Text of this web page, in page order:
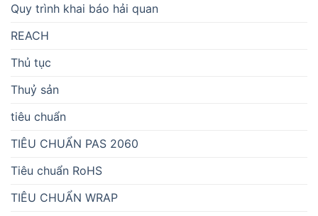
Quy trình khai báo hải quan
REACH
Thủ tục
Thuỷ sản
tiêu chuẩn
TIÊU CHUẨN PAS 2060
Tiêu chuẩn RoHS
TIÊU CHUẨN WRAP